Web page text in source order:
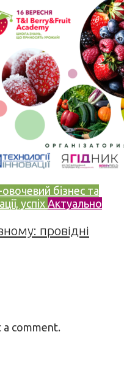
бізнес та
успіх Актуально
провідні
comment.